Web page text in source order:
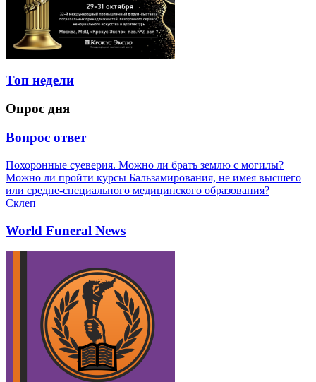
Топ недели
Опрос дня
Вопрос ответ
Похоронные суеверия. Можно ли брать землю с могилы?
Можно ли пройти курсы Бальзамирования, не имея высшего
или средне-специального медицинского образования?
Склеп
World Funeral News